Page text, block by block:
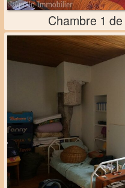
Chambre 1